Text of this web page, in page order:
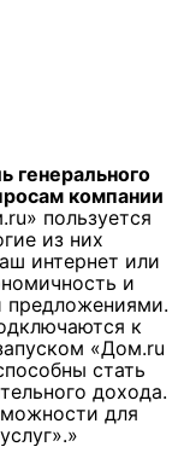
генерального
компании
пользуется
из них
интернет или
и
предложениями.
к
«Дом.ru
стать
дохода.
для